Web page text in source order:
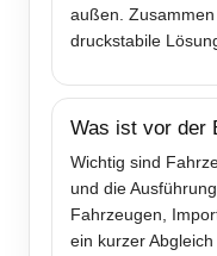
außen.
druckstabile
Was ist vor der
Wichtig sind
und die
Fahrzeugen,
ein kurzer